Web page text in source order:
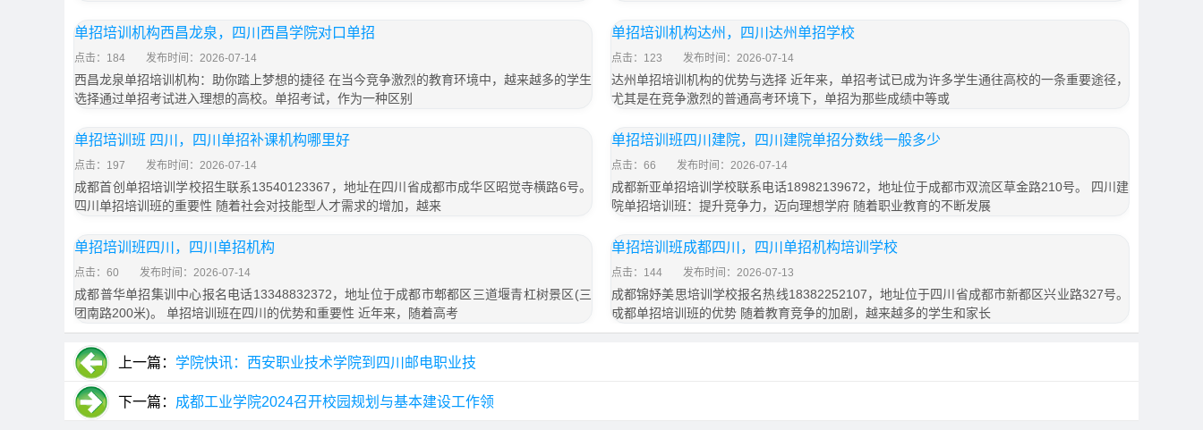
单招培训机构西昌龙泉，四川西昌学院对口单招
点击：184 发布时间：2026-07-14
西昌龙泉单招培训机构：助你踏上梦想的捷径 在当今竞争激烈的教育环境中，越来越多的学生
选择通过单招考试进入理想的高校。单招考试，作为一种区别
单招培训机构达州，四川达州单招学校
点击：123 发布时间：2026-07-14
达州单招培训机构的优势与选择 近年来，单招考试已成为许多学生通往高校的一条重要途径，
尤其是在竞争激烈的普通高考环境下，单招为那些成绩中等或
单招培训班 四川，四川单招补课机构哪里好
点击：197 发布时间：2026-07-14
成都首创单招培训学校招生联系13540123367，地址在四川省成都市成华区昭觉寺横路6号。
四川单招培训班的重要性 随着社会对技能型人才需求的增加，越来
单招培训班四川建院，四川建院单招分数线一般多少
点击：66 发布时间：2026-07-14
成都新亚单招培训学校联系电话18982139672，地址位于成都市双流区草金路210号。 四川建
院单招培训班：提升竞争力，迈向理想学府 随着职业教育的不断发展
单招培训班四川，四川单招机构
点击：60 发布时间：2026-07-14
成都普华单招集训中心报名电话13348832372，地址位于成都市郫都区三道堰青杠树景区(三
团南路200米)。 单招培训班在四川的优势和重要性 近年来，随着高考
单招培训班成都四川，四川单招机构培训学校
点击：144 发布时间：2026-07-13
成都锦妤美思培训学校报名热线18382252107，地址位于四川省成都市新都区兴业路327号。
成都单招培训班的优势 随着教育竞争的加剧，越来越多的学生和家长
上一篇： 学院快讯：西安职业技术学院到四川邮电职业技
下一篇： 成都工业学院2024召开校园规划与基本建设工作领